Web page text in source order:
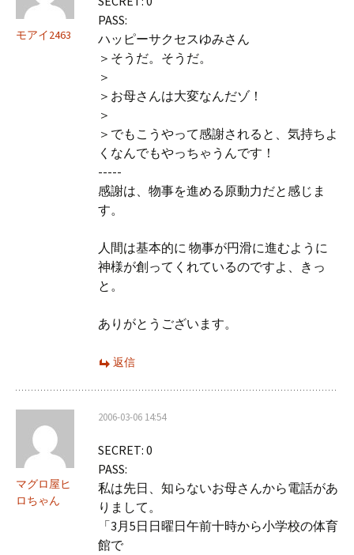
モアイ2463
PASS:
ハッピーサクセスゆみさん
＞そうだ。そうだ。
＞
＞お母さんは大変なんだゾ！
＞
＞でもこうやって感謝されると、気持ちよ
くなんでもやっちゃうんです！
-----
感謝は、物事を進める原動力だと感じま
す。
人間は基本的に 物事が円滑に進むように
神様が創ってくれているのですよ、きっ
と。
ありがとうございます。
返信
マグロ屋ヒ
ロちゃん
2006-03-06 14:54
SECRET: 0
PASS:
私は先日、知らないお母さんから電話があ
りまして。
「3月5日日曜日午前十時から小学校の体育
館で